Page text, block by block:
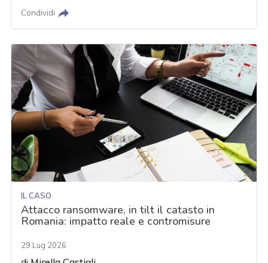
Condividi
IL CASO
Attacco ransomware, in tilt il catasto in
Romania: impatto reale e contromisure
29 Lug 2026